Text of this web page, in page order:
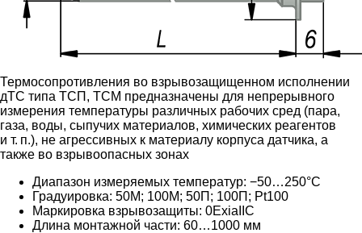
Термосопротивления во взрывозащищенном исполнении
дТС типа ТСП, ТСМ предназначены для непрерывного
измерения температуры различных рабочих сред (пара,
газа, воды, сыпучих материалов, химических реагентов
и т. п.), не агрессивных к материалу корпуса датчика, а
также во взрывоопасных зонах
Диапазон измеряемых температур: −50…250°C
Градуировка: 50М; 100М; 50П; 100П; Pt100
Маркировка взрывозащиты: 0ExiaIIC
Длина монтажной части: 60…1000 мм